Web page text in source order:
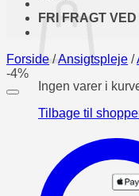
Ingen varer i
Tilbage til
FRI FRAGT
Forside /Ansigtspleje /
-4%